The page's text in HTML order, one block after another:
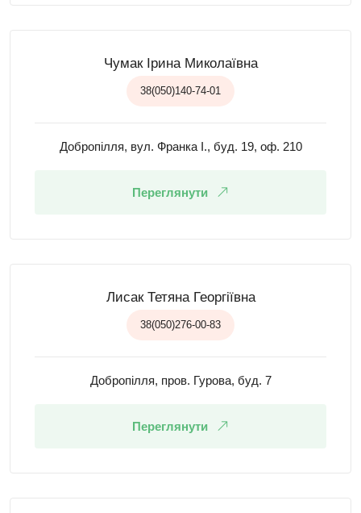
Чумак Ірина Миколаївна
38(050)140-74-01
Добропілля, вул. Франка І., буд. 19, оф. 210
Переглянути
Лисак Тетяна Георгіївна
38(050)276-00-83
Добропілля, пров. Гурова, буд. 7
Переглянути